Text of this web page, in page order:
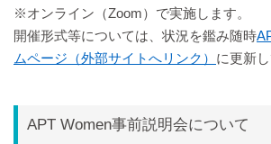
※オンライン（Zoom）で実施します。
開催形式等については、状況を鑑み随時
ムページ（外部サイトへリンク） に更新
APT Women事前説明会について